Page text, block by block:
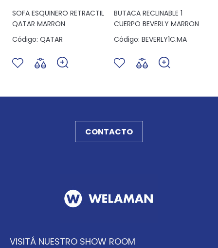
SOFA ESQUINERO RETRACTIL
QATAR MARRON
Código: QATAR
BUTACA RECLINABLE 1
CUERPO BEVERLY MARRON
Código: BEVERLY1C.MA
CONTACTO
VISITÁ NUESTRO SHOW ROOM